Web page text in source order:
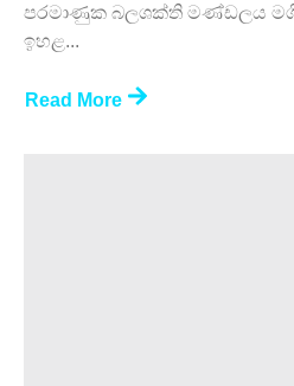
පරමාණුක බලශක්ති මණ්ඩලය
ඉහළ...
Read More